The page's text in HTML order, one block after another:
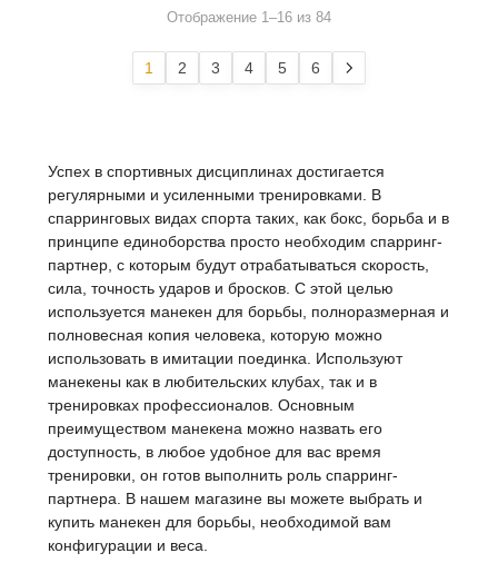
Отображение 1–16 из 84
1 2 3 4 5 6
Успех в спортивных дисциплинах достигается
регулярными и усиленными тренировками. В
спарринговых видах спорта таких, как бокс, борьба и в
принципе единоборства просто необходим спарринг-
партнер, с которым будут отрабатываться скорость,
сила, точность ударов и бросков. С этой целью
используется манекен для борьбы, полноразмерная и
полновесная копия человека, которую можно
использовать в имитации поединка. Используют
манекены как в любительских клубах, так и в
тренировках профессионалов. Основным
преимуществом манекена можно назвать его
доступность, в любое удобное для вас время
тренировки, он готов выполнить роль спарринг-
партнера. В нашем магазине вы можете выбрать и
купить манекен для борьбы, необходимой вам
конфигурации и веса.